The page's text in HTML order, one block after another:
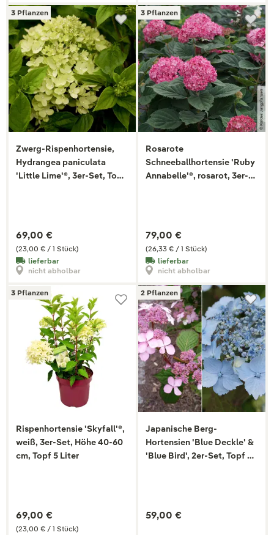
3 Pflanzen
Zwerg-Rispenhortensie,
Hydrangea paniculata
'Little Lime'®, 3er-Set, Topf
(23,00 € / 1 Stück)
69,00 €
lieferbar
nicht abholbar
3 Pflanzen
Rosarote
Schneeballhortensie 'Ruby
Annabelle'®, rosarot, 3er-
(26,33 € / 1 Stück)
79,00 €
lieferbar
nicht abholbar
3 Pflanzen
Rispenhortensie 'Skyfall'®,
weiß, 3er-Set, Höhe 40-60
cm, Topf 5 Liter
(23,00 € / 1 Stück)
69,00 €
2 Pflanzen
Japanische Berg-
Hortensien 'Blue Deckle' &
'Blue Bird', 2er-Set, Topf 4
59,00 €